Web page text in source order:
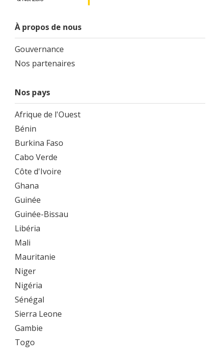
À propos de nous
Gouvernance
Nos partenaires
Nos pays
Afrique de l'Ouest
Bénin
Burkina Faso
Cabo Verde
Côte d'Ivoire
Ghana
Guinée
Guinée-Bissau
Libéria
Mali
Mauritanie
Niger
Nigéria
Sénégal
Sierra Leone
Gambie
Togo